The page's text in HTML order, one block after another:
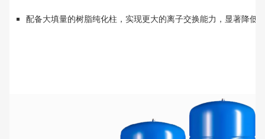
配备大填量的树脂纯化柱，实现更大的离子交换能力，显著降低